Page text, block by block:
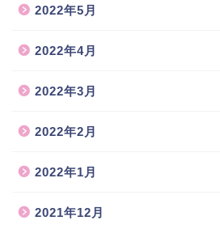
2022年5月
2022年4月
2022年3月
2022年2月
2022年1月
2021年12月